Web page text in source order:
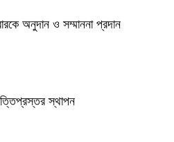
অনুদান ও সম্মাননা প্রদান
স্থাপন